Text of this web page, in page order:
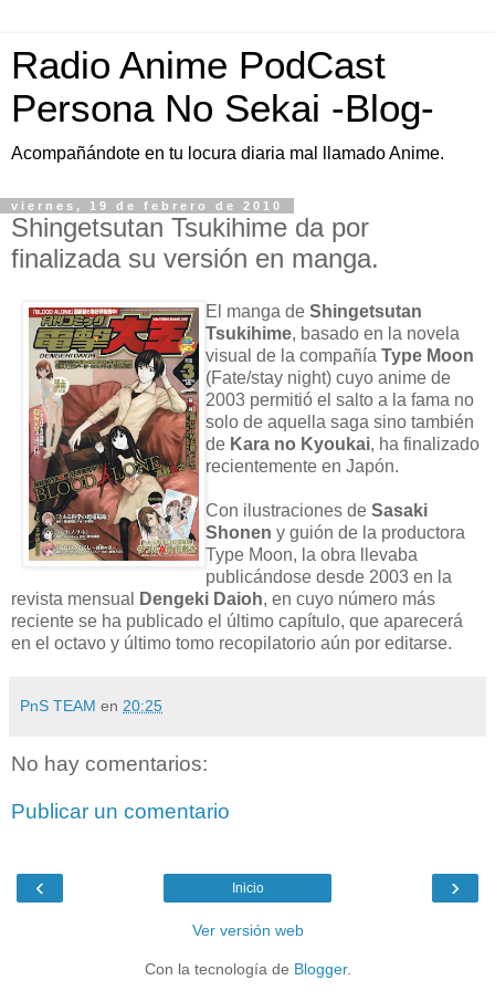
Radio Anime PodCast
Persona No Sekai -Blog-
Acompañándote en tu locura diaria mal llamado Anime.
viernes, 19 de febrero de 2010
Shingetsutan Tsukihime da por
finalizada su versión en manga.
El manga de Shingetsutan
Tsukihime, basado en la novela
visual de la compañía Type Moon
(Fate/stay night) cuyo anime de
2003 permitió el salto a la fama no
solo de aquella saga sino también
de Kara no Kyoukai, ha finalizado
recientemente en Japón.
Con ilustraciones de Sasaki
Shonen y guión de la productora
Type Moon, la obra llevaba
publicándose desde 2003 en la
revista mensual
Dengeki Daioh, en cuyo número más
reciente se ha publicado el último capítulo, que aparecerá
en el octavo y último tomo recopilatorio aún por editarse.
PnS TEAM en 20:25
No hay comentarios:
Publicar un comentario
‹ ›
Inicio
Ver versión web
Con la tecnología de Blogger.